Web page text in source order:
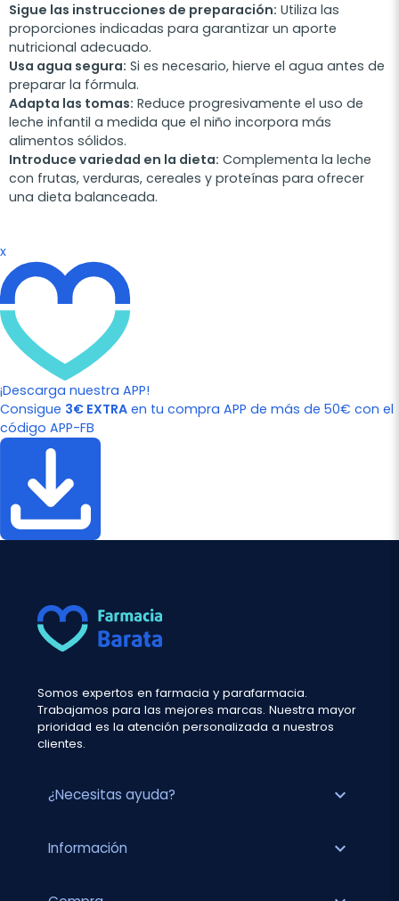
Sigue las instrucciones de preparación: Utiliza las
proporciones indicadas para garantizar un aporte
nutricional adecuado.
Usa agua segura: Si es necesario, hierve el agua antes de
preparar la fórmula.
Adapta las tomas: Reduce progresivamente el uso de
leche infantil a medida que el niño incorpora más
alimentos sólidos.
Introduce variedad en la dieta: Complementa la leche
con frutas, verduras, cereales y proteínas para ofrecer
una dieta balanceada.
x
¡Descarga nuestra APP!
Consigue 3€ EXTRA en tu compra APP de más de 50€ con el
código APP-FB
Somos expertos en farmacia y parafarmacia.
Trabajamos para las mejores marcas. Nuestra mayor
prioridad es la atención personalizada a nuestros
clientes.
¿Necesitas ayuda? expand_more
Información expand_more